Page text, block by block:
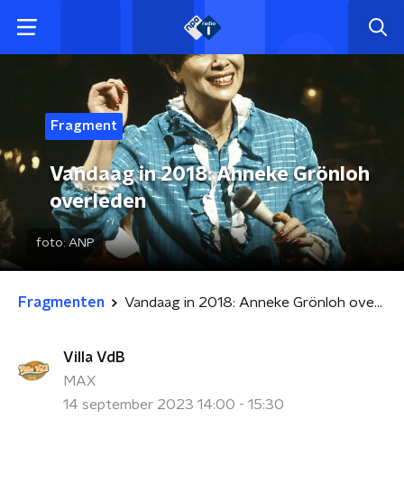
Fragment
Vandaag in 2018: Anneke Grönloh
overleden
foto:ANP
Fragmenten Vandaag in 2018: Anneke Grönloh overleden
Villa VdB
MAX
14 september 2023 14:00 - 15:30